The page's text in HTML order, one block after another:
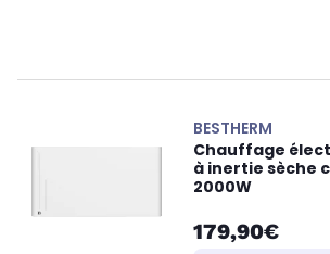
BESTHERM
Chauffage
à inertie sèche
2000W
179,90€